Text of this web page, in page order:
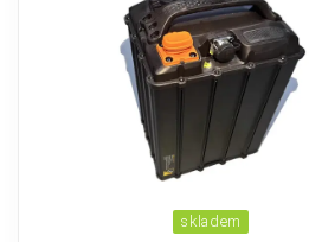
skladem